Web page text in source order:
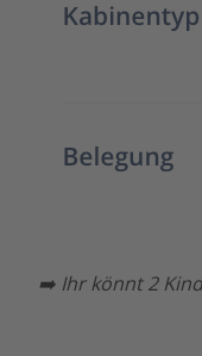
➡️ Ihr könnt 2